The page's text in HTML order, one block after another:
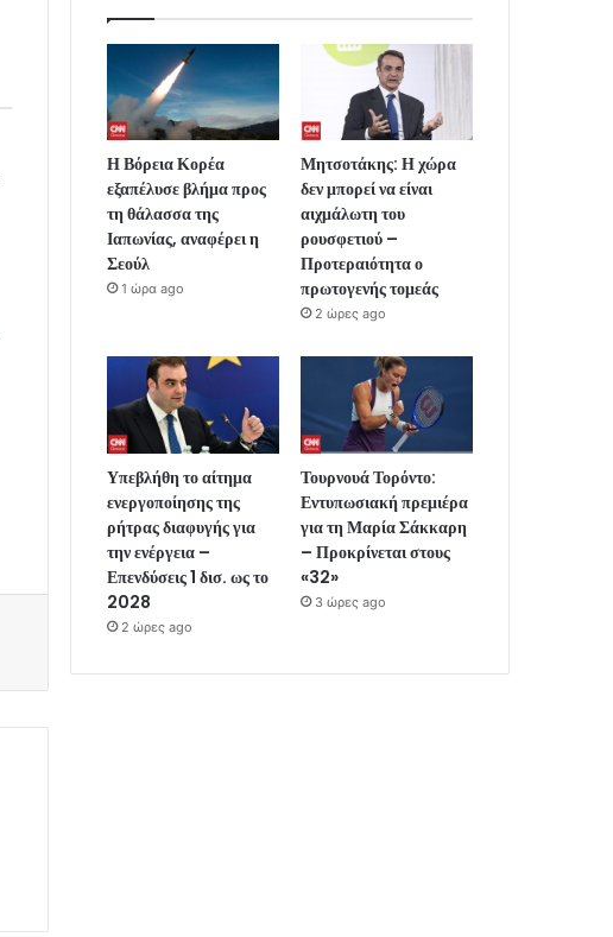
Η Βόρεια Κορέα
εξαπέλυσε βλήμα προς
τη θάλασσα της
Ιαπωνίας, αναφέρει η
Σεούλ
1 ώρα ago
Μητσοτάκης: Η χώρα
δεν μπορεί να είναι
αιχμάλωτη του
ρουσφετιού –
Προτεραιότητα ο
πρωτογενής τομεάς
2 ώρες ago
Υπεβλήθη το αίτημα
ενεργοποίησης της
ρήτρας διαφυγής για
την ενέργεια –
Επενδύσεις 1 δισ. ως το
2028
2 ώρες ago
Τουρνουά Τορόντο:
Εντυπωσιακή πρεμιέρα
για τη Μαρία Σάκκαρη
– Προκρίνεται στους
«32»
3 ώρες ago